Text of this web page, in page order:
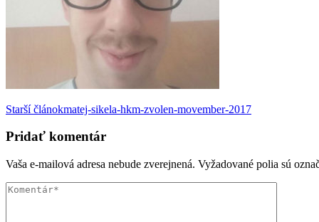
Navigácia
v
Starší článokmatej-sikela-hkm-zvolen-movember-2017
Pridať komentár
Vaša e-mailová adresa nebude zverejnená. Vyžadované polia sú